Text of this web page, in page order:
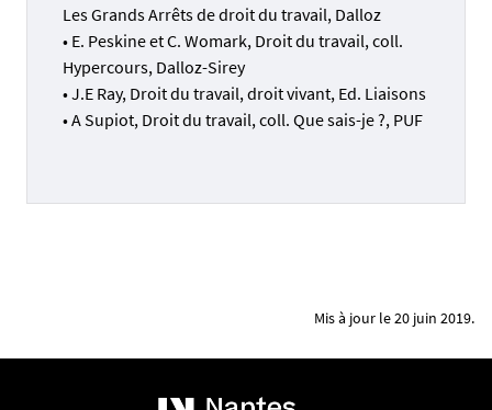
Les Grands Arrêts de droit du travail, Dalloz
• E. Peskine et C. Womark, Droit du travail, coll.
Hypercours, Dalloz-Sirey
• J.E Ray, Droit du travail, droit vivant, Ed. Liaisons
• A Supiot, Droit du travail, coll. Que sais-je ?, PUF
Mis à jour le 20 juin 2019.